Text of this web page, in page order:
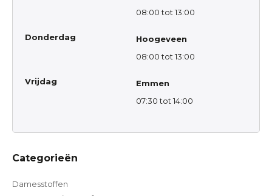
08:00 tot 13:00
Donderdag
Hoogeveen
08:00 tot 13:00
Vrijdag
Emmen
07:30 tot 14:00
Categorieën
Damesstoffen